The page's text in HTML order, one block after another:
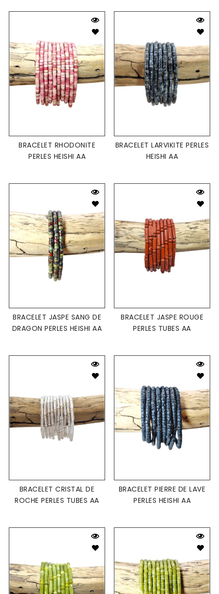
BRACELET RHODONITE
PERLES HEISHI AA
BRACELET LARVIKITE PERLES
HEISHI AA
BRACELET JASPE SANG DE
DRAGON PERLES HEISHI AA
BRACELET JASPE ROUGE
PERLES TUBES AA
BRACELET CRISTAL DE
ROCHE PERLES TUBES AA
BRACELET PIERRE DE LAVE
PERLES HEISHI AA